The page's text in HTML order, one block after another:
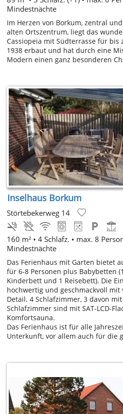
Mindestnächte
Im Herzen von Borkum, zentral
alten Ortszentrum, liegt das
Cassiopeia mit Südterrasse für bis
1938 erbaut und hat durch eine
Modern einen ganz besonderen
Inselhaus Borkum
Störtebekerweg 14
160 m² • 4 Schlafz. • max. 8
Mindestnächte
Das Ferienhaus mit Garten bietet
für 6-8 Personen plus Babybetten
Kinderbett und 1 Reisebett). Die
hochwertig und geschmackvoll mit
Detail. 4 Schlafzimmer, 3 davon
Schlafzimmer sind mit SAT-LCD-
Komfortsauna.
Das Ferienhaus ist für alle
Unterkunft, vor allem auch für die